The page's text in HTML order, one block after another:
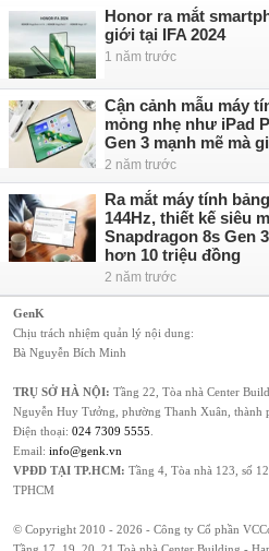
Honor ra mắt
giới tại IFA 2024
1 năm trước
Cận cảnh mẫu máy
mỏng nhẹ như iPad
Gen 3 mạnh mẽ mà
2 năm trước
Ra mắt máy tính
144Hz, thiết kế siêu
Snapdragon 8s Gen
hơn 10 triệu đồng
2 năm trước
GenK
Chịu trách nhiệm quản lý nội dung:
Bà Nguyễn Bích Minh
TRỤ SỞ HÀ NỘI: Tầng 22, Tòa nhà Center
Nguyễn Huy Tưởng, phường Thanh Xuân, thành
Điện thoại: 024 7309 5555
Email: info@genk.vn
VPĐD TẠI TP.HCM: Tầng 4, Tòa nhà 123, số
TPHCM
© Copyright 2010 - 2026 - Công ty Cổ phần